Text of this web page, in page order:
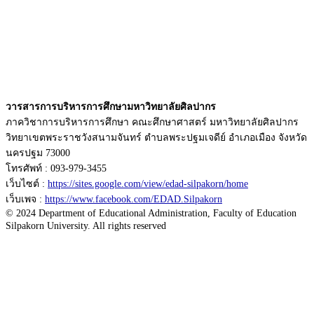
วารสารการบริหารการศึกษามหาวิทยาลัยศิลปากร
ภาควิชาการบริหารการศึกษา คณะศึกษาศาสตร์ มหาวิทยาลัยศิลปากร
วิทยาเขตพระราชวังสนามจันทร์ ตำบลพระปฐมเจดีย์ อำเภอเมือง จังหวัด
นครปฐม 73000
โทรศัพท์ : 093-979-3455
เว็บไซต์ : https://sites.google.com/view/edad-silpakorn/home
เว็บเพจ : https://www.facebook.com/EDAD.Silpakorn
© 2024 Department of Educational Administration, Faculty of Education
Silpakorn University. All rights reserved